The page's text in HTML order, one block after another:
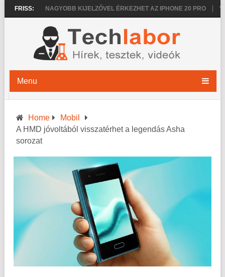
FRISS:
2026 NAGYOBB KIJELZŐVEL ÉRKEZHET AZ IPHONE 20 PRO
Menu
Home
Mobil
A HMD jóvoltából visszatérhet a legendás Asha
sorozat